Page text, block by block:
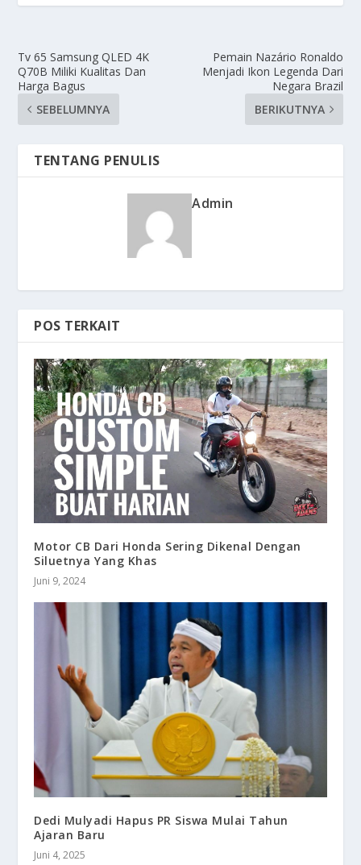
Tv 65 Samsung QLED 4K
Q70B Miliki Kualitas Dan
Harga Bagus
SEBELUMNYA
Pemain Nazário Ronaldo
Menjadi Ikon Legenda Dari
Negara Brazil
BERIKUTNYA
TENTANG PENULIS
Admin
POS TERKAIT
Motor CB Dari Honda Sering Dikenal Dengan
Siluetnya Yang Khas
Juni 9, 2024
Dedi Mulyadi Hapus PR Siswa Mulai Tahun
Ajaran Baru
Juni 4, 2025